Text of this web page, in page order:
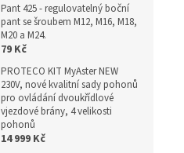
Pant 425 - regulovatelný boční
pant se šroubem M12, M16, M18,
M20 a M24.
79 Kč
PROTECO KIT MyAster NEW
230V, nové kvalitní sady pohonů
pro ovládání dvoukřídlové
vjezdové brány, 4 velikosti
pohonů
14 999 Kč